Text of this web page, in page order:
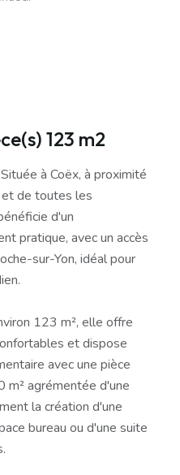
123 m2
à Coëx, à proximité
de toutes les
d'un
pratique, avec un accès
sur-Yon, idéal pour
123 m², elle offre
et dispose
avec une pièce
m² agrémentée d'une
la création d'une
bureau ou d'une suite